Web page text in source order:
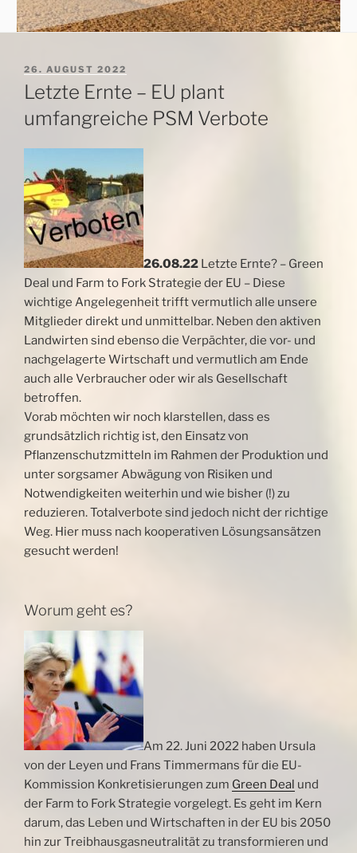
VERÖFFENTLICHT
AM
26. AUGUST 2022
Letzte Ernte – EU plant
umfangreiche PSM Verbote
26.08.22 Letzte Ernte? – Green
Deal und Farm to Fork Strategie der EU – Diese
wichtige Angelegenheit trifft vermutlich alle unsere
Mitglieder direkt und unmittelbar. Neben den aktiven
Landwirten sind ebenso die Verpächter, die vor- und
nachgelagerte Wirtschaft und vermutlich am Ende
auch alle Verbraucher oder wir als Gesellschaft
betroffen.
Vorab möchten wir noch klarstellen, dass es
grundsätzlich richtig ist, den Einsatz von
Pflanzenschutzmitteln im Rahmen der Produktion und
unter sorgsamer Abwägung von Risiken und
Notwendigkeiten weiterhin und wie bisher (!) zu
reduzieren. Totalverbote sind jedoch nicht der richtige
Weg. Hier muss nach kooperativen Lösungsansätzen
gesucht werden!
Worum geht es?
Am 22. Juni 2022 haben Ursula
von der Leyen und Frans Timmermans für die EU-
Kommission Konkretisierungen zum Green Deal und
der Farm to Fork Strategie vorgelegt. Es geht im Kern
darum, das Leben und Wirtschaften in der EU bis 2050
hin zur Treibhausgasneutralität zu transformieren und